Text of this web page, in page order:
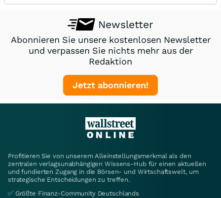
Newsletter
Abonnieren Sie unsere kostenlosen Newsletter
und verpassen Sie nichts mehr aus der
Redaktion
Jetzt abonnieren!
Profitieren Sie von unserem Alleinstellungsmerkmal als den
zentralen verlagsunabhängigen Wissens-Hub für einen aktuellen
und fundierten Zugang in die Börsen- und Wirtschaftswelt, um
strategische Entscheidungen zu treffen.
✅ Größte Finanz-Community Deutschlands